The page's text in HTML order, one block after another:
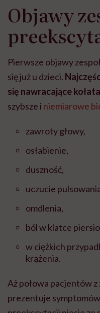
Objawy
Pierwsze objawy
się już u dzieci.
się nawracające
szybsze i niemiarowe
zawroty głowy,
osłabienie,
duszność,
uczucie
omdlenia,
ból w klatce
w ciężkich
krążenia.
Aż połowa pacjentów
prezentuje